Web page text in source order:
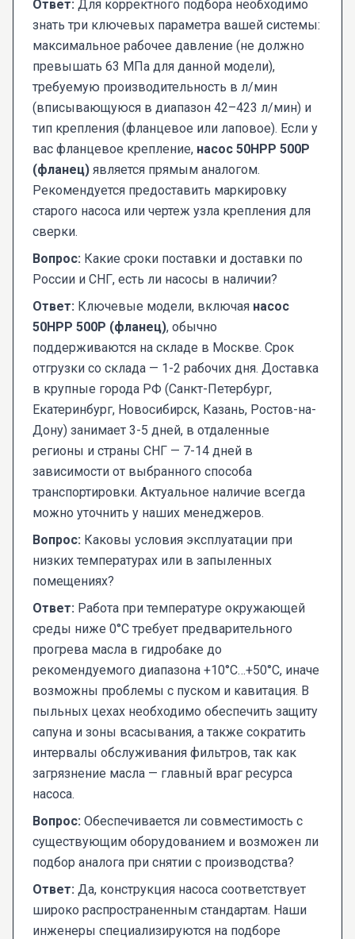
Ответ: Для корректного подбора необходимо
знать три ключевых параметра вашей системы:
максимальное рабочее давление (не должно
превышать 63 МПа для данной модели),
требуемую производительность в л/мин
(вписывающуюся в диапазон 42–423 л/мин) и
тип крепления (фланцевое или лаповое). Если у
вас фланцевое крепление, насос 50НРР 500Р
(фланец) является прямым аналогом.
Рекомендуется предоставить маркировку
старого насоса или чертеж узла крепления для
сверки.
Вопрос: Какие сроки поставки и доставки по
России и СНГ, есть ли насосы в наличии?
Ответ: Ключевые модели, включая насос
50НРР 500Р (фланец), обычно
поддерживаются на складе в Москве. Срок
отгрузки со склада — 1-2 рабочих дня. Доставка
в крупные города РФ (Санкт-Петербург,
Екатеринбург, Новосибирск, Казань, Ростов-на-
Дону) занимает 3-5 дней, в отдаленные
регионы и страны СНГ — 7-14 дней в
зависимости от выбранного способа
транспортировки. Актуальное наличие всегда
можно уточнить у наших менеджеров.
Вопрос: Каковы условия эксплуатации при
низких температурах или в запыленных
помещениях?
Ответ: Работа при температуре окружающей
среды ниже 0°C требует предварительного
прогрева масла в гидробаке до
рекомендуемого диапазона +10°C…+50°C, иначе
возможны проблемы с пуском и кавитация. В
пыльных цехах необходимо обеспечить защиту
сапуна и зоны всасывания, а также сократить
интервалы обслуживания фильтров, так как
загрязнение масла — главный враг ресурса
насоса.
Вопрос: Обеспечивается ли совместимость с
существующим оборудованием и возможен ли
подбор аналога при снятии с производства?
Ответ: Да, конструкция насоса соответствует
широко распространенным стандартам. Наши
инженеры специализируются на подборе